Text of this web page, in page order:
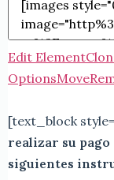
Edit Element
OptionsMove
[text_block
realizar su
siguientes